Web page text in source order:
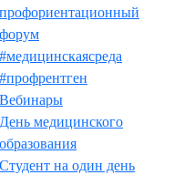
профориентационный
форум
#медицинскаясреда
#профрентген
Вебинары
День медицинского
образования
Студент на один день